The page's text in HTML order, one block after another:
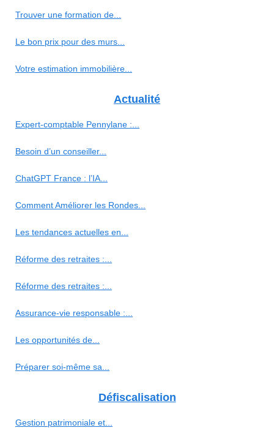
Trouver une formation de...
Le bon prix pour des murs...
Votre estimation immobilière...
Actualité
Expert-comptable Pennylane :...
Besoin d’un conseiller...
ChatGPT France : l’IA...
Comment Améliorer les Rondes...
Les tendances actuelles en...
Réforme des retraites :...
Réforme des retraites :...
Assurance-vie responsable :...
Les opportunités de...
Préparer soi-même sa...
Défiscalisation
Gestion patrimoniale et...